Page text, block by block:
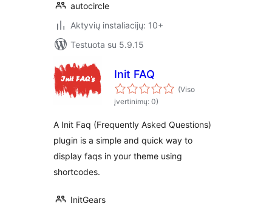
autocircle
Aktyvių instaliacijų: 10+
Testuota su 5.9.15
Init FAQ
(Viso
įvertinimų: 0)
A Init Faq (Frequently Asked Questions)
plugin is a simple and quick way to
display faqs in your theme using
shortcodes.
InitGears